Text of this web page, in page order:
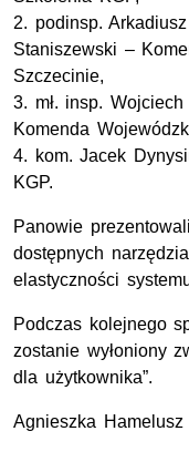
2. podinsp. Arkadiusz
Staniszewski –
Szczecinie,
3. mł. insp.
Komenda
4. kom. Jacek
KGP.
Panowie
dostępnych
elastyczności
Podczas kolejnego
zostanie wyłoniony
dla użytkownika”.
Agnieszka Hamelusz